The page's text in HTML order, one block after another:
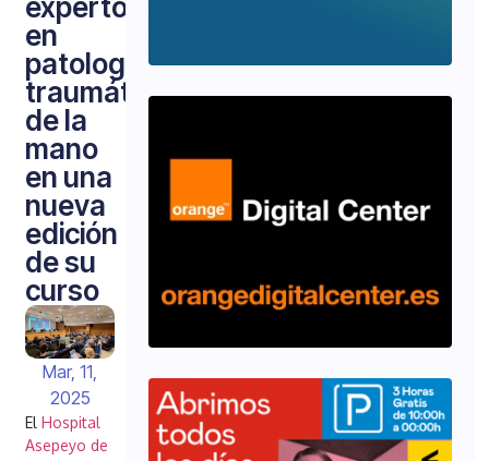
expertos
en
patología
traumática
de la
mano
en una
nueva
edición
de su
curso
Mar, 11,
2025
ElHospital
Asepeyo de